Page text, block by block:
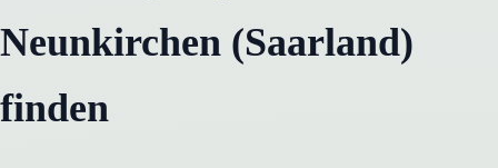
Neunkirchen (Saarland)
finden